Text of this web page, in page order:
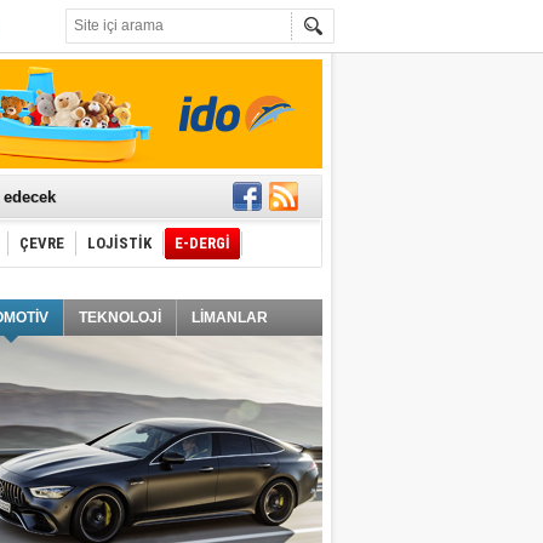
ÇEVRE LOJİSTİK E-DERGİ
TEKNOLOJİ LİMANLAR